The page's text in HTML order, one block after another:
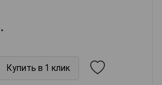
Купить в 1 клик